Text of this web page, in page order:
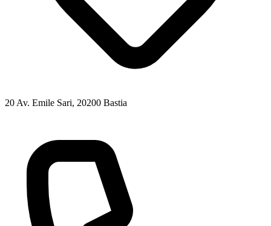
20 Av. Emile Sari, 20200 Bastia